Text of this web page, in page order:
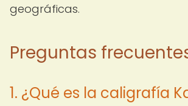
geográficas.
Preguntas
1. ¿Qué es la caligrafía